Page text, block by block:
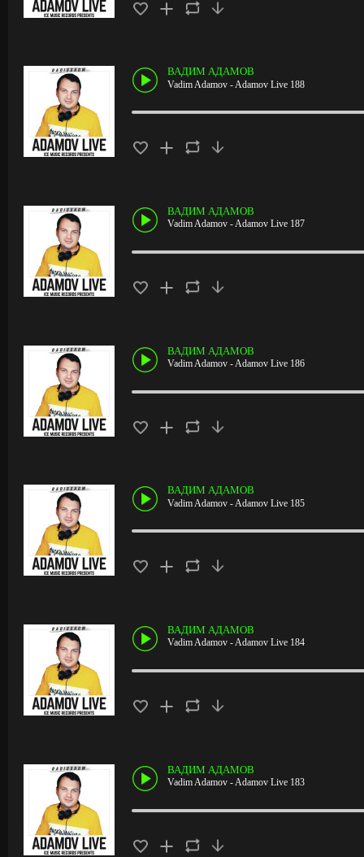
ВАДИМ АДАМОВ
Vadim Adamov - Adamov Live 188
ВАДИМ АДАМОВ
Vadim Adamov - Adamov Live 187
ВАДИМ АДАМОВ
Vadim Adamov - Adamov Live 186
ВАДИМ АДАМОВ
Vadim Adamov - Adamov Live 185
ВАДИМ АДАМОВ
Vadim Adamov - Adamov Live 184
ВАДИМ АДАМОВ
Vadim Adamov - Adamov Live 183